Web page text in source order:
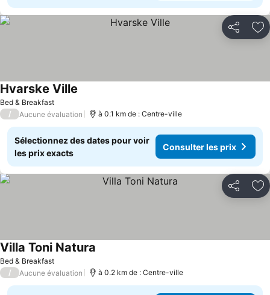
Partager
Bed & Breakfast
Hvarske Ville
/ Aucune évaluation à 0.1 km de : Centre-ville
Sélectionnez des dates pour voir
les prix exacts
Consulter les prix
Partager
Bed & Breakfast
Villa Toni Natura
/ Aucune évaluation à 0.2 km de : Centre-ville